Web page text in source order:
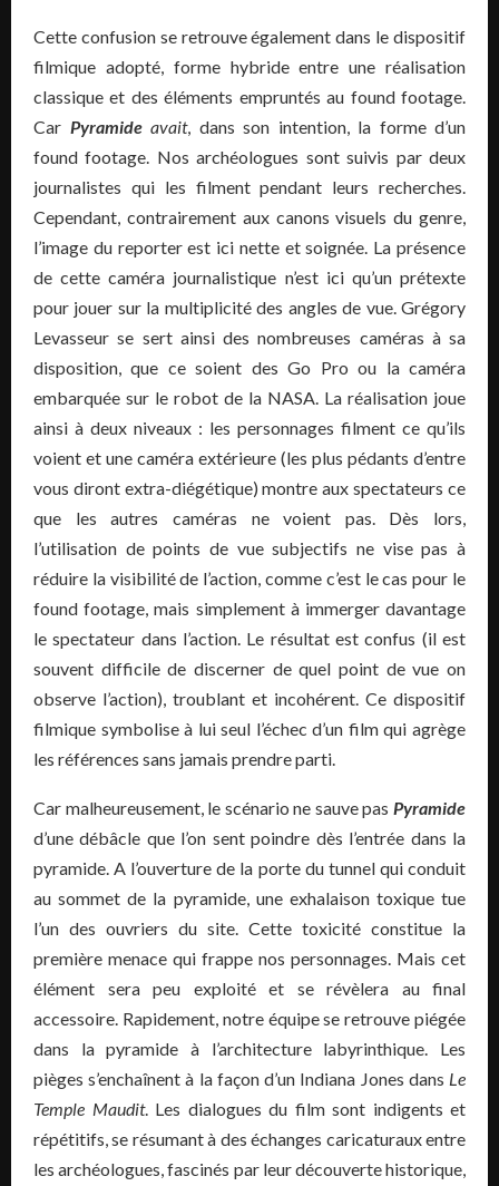
Cette confusion se retrouve également dans le dispositif
filmique adopté, forme hybride entre une réalisation
classique et des éléments empruntés au found footage.
Car Pyramideavait, dans son intention, la forme d’un
found footage. Nos archéologues sont suivis par deux
journalistes qui les filment pendant leurs recherches.
Cependant, contrairement aux canons visuels du genre,
l’image du reporter est ici nette et soignée. La présence
de cette caméra journalistique n’est ici qu’un prétexte
pour jouer sur la multiplicité des angles de vue. Grégory
Levasseur se sert ainsi des nombreuses caméras à sa
disposition, que ce soient des Go Pro ou la caméra
embarquée sur le robot de la NASA. La réalisation joue
ainsi à deux niveaux : les personnages filment ce qu’ils
voient et une caméra extérieure (les plus pédants d’entre
vous diront extra-diégétique) montre aux spectateurs ce
que les autres caméras ne voient pas. Dès lors,
l’utilisation de points de vue subjectifs ne vise pas à
réduire la visibilité de l’action, comme c’est le cas pour le
found footage, mais simplement à immerger davantage
le spectateur dans l’action. Le résultat est confus (il est
souvent difficile de discerner de quel point de vue on
observe l’action), troublant et incohérent. Ce dispositif
filmique symbolise à lui seul l’échec d’un film qui agrège
les références sans jamais prendre parti.
Car malheureusement, le scénario ne sauve pas Pyramide
d’une débâcle que l’on sent poindre dès l’entrée dans la
pyramide. A l’ouverture de la porte du tunnel qui conduit
au sommet de la pyramide, une exhalaison toxique tue
l’un des ouvriers du site. Cette toxicité constitue la
première menace qui frappe nos personnages. Mais cet
élément sera peu exploité et se révèlera au final
accessoire. Rapidement, notre équipe se retrouve piégée
dans la pyramide à l’architecture labyrinthique. Les
pièges s’enchaînent à la façon d’un Indiana Jones dans Le
Temple Maudit. Les dialogues du film sont indigents et
répétitifs, se résumant à des échanges caricaturaux entre
les archéologues, fascinés par leur découverte historique,